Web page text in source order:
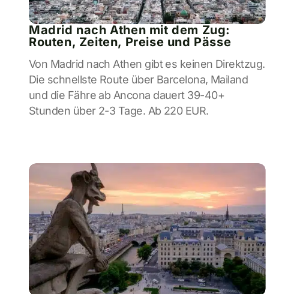
Madrid nach Athen mit dem Zug:
Routen, Zeiten, Preise und Pässe
Von Madrid nach Athen gibt es keinen Direktzug.
Die schnellste Route über Barcelona, Mailand
und die Fähre ab Ancona dauert 39-40+
Stunden über 2-3 Tage. Ab 220 EUR.